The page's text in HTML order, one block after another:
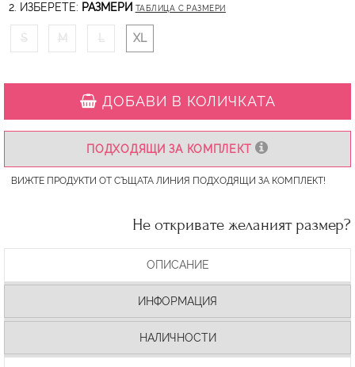
2. ИЗБЕРЕТЕ: РАЗМЕРИ ТАБЛИЦА С РАЗМЕРИ
S M L XL
ДОБАВИ В КОЛИЧКАТА
ПОДХОДЯЩИ ЗА КОМПЛЕКТ
ВИЖТЕ ПРОДУКТИ ОТ СЪЩАТА ЛИНИЯ ПОДХОДЯЩИ ЗА КОМПЛЕКТ!
Не откривате желаният размер?
ОПИСАНИЕ
ИНФОРМАЦИЯ
НАЛИЧНОСТИ